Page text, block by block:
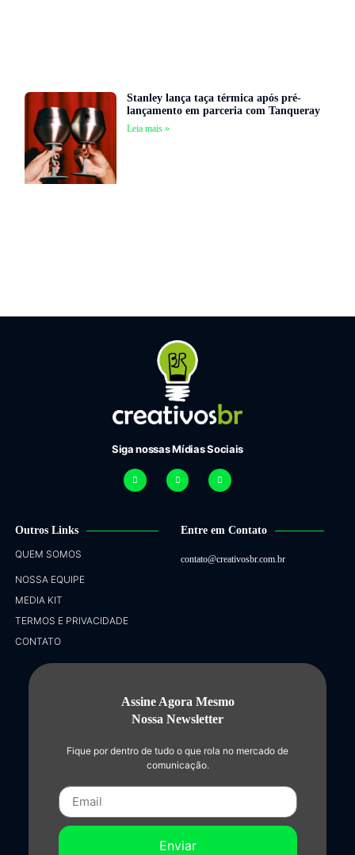
Stanley lança taça térmica após pré-
lançamento em parceria com Tanqueray
Leia mais »
Siga nossas Mídias Sociais
Outros Links
QUEM SOMOS
NOSSA EQUIPE
MEDIA KIT
TERMOS E PRIVACIDADE
CONTATO
Entre em Contato
contato@creativosbr.com.br
Assine Agora Mesmo
Nossa Newsletter
Fique por dentro de tudo o que rola no mercado de
comunicação.
Enviar